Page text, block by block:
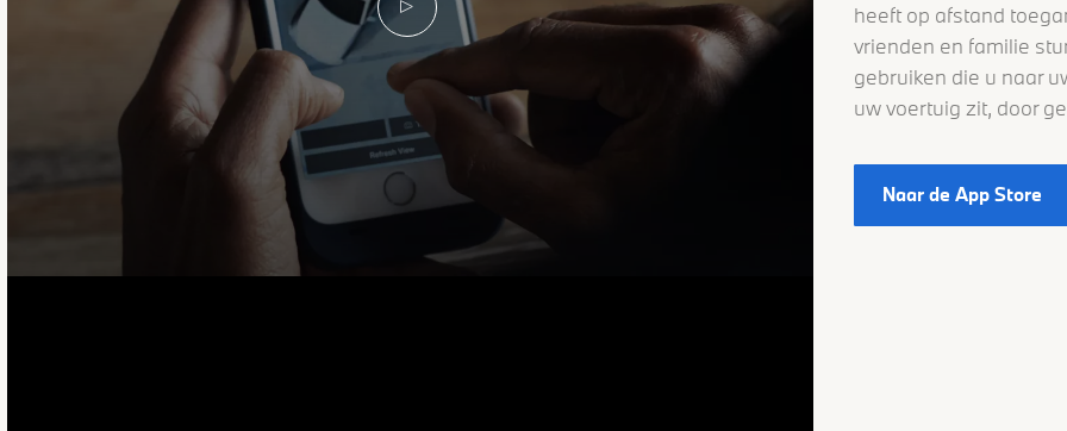
heeft op afstand
vrienden en familie
gebruiken die u naar
uw voertuig zit, door
Naar de App Store